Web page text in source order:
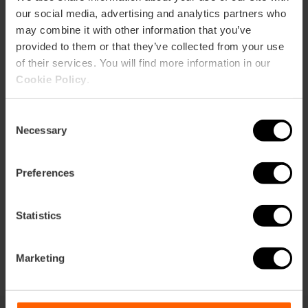
our social media, advertising and analytics partners who
may combine it with other information that you’ve
provided to them or that they’ve collected from your use
of their services. You will find more information in our
Cookie Policy
Selection
Necessary
Preferences
Statistics
Marketing
Activar mapa